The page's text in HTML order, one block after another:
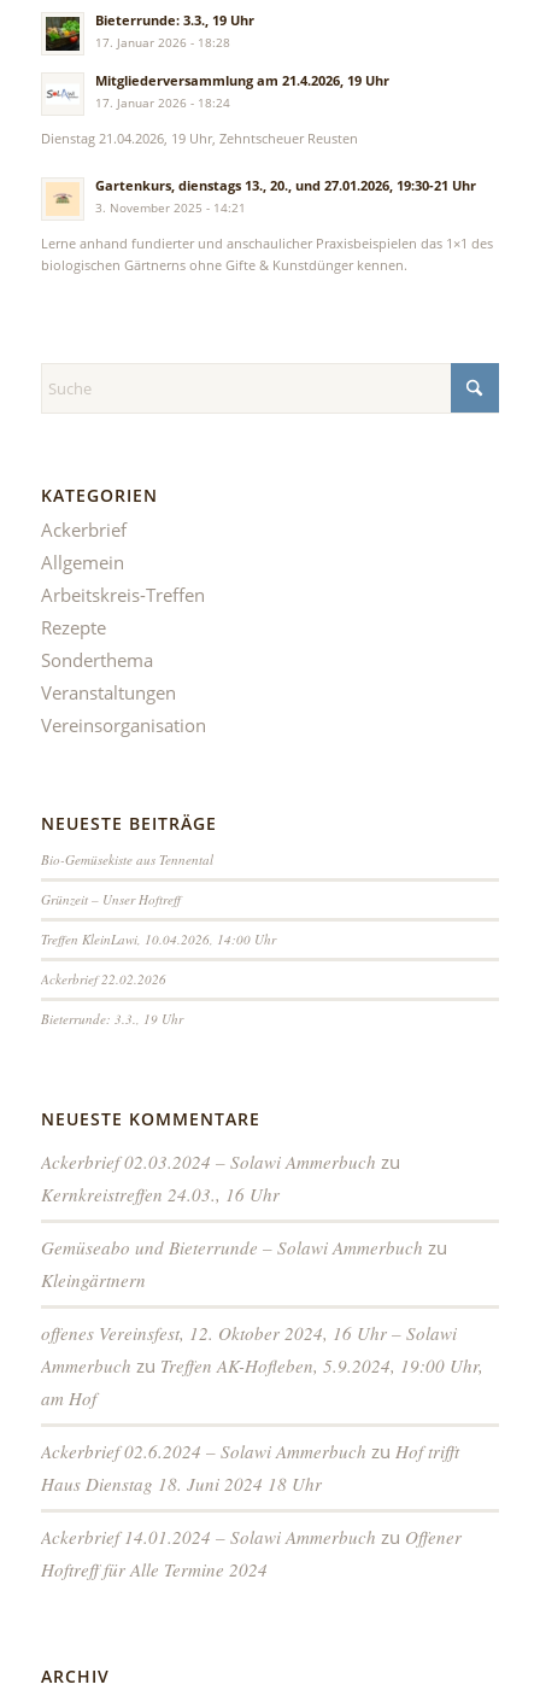
Bieterrunde: 3.3., 19 Uhr
17. Januar 2026 - 18:28
Mitgliederversammlung am 21.4.2026, 19 Uhr
17. Januar 2026 - 18:24
Dienstag 21.04.2026, 19 Uhr, Zehntscheuer Reusten
Gartenkurs, dienstags 13., 20., und 27.01.2026, 19:30-21 Uhr
3. November 2025 - 14:21
Lerne anhand fundierter und anschaulicher Praxisbeispielen das 1×1 des
biologischen Gärtnerns ohne Gifte & Kunstdünger kennen.
KATEGORIEN
Ackerbrief
Allgemein
Arbeitskreis-Treffen
Rezepte
Sonderthema
Veranstaltungen
Vereinsorganisation
NEUESTE BEITRÄGE
Bio-Gemüsekiste aus Tennental
Grünzeit – Unser Hoftreff
Treffen KleinLawi, 10.04.2026, 14:00 Uhr
Ackerbrief 22.02.2026
Bieterrunde: 3.3., 19 Uhr
NEUESTE KOMMENTARE
Ackerbrief 02.03.2024 – Solawi Ammerbuch zu
Kernkreistreffen 24.03., 16 Uhr
Gemüseabo und Bieterrunde – Solawi Ammerbuch zu
Kleingärtnern
offenes Vereinsfest, 12. Oktober 2024, 16 Uhr – Solawi
Ammerbuch zu Treffen AK-Hofleben, 5.9.2024, 19:00 Uhr,
am Hof
Ackerbrief 02.6.2024 – Solawi Ammerbuch zu Hof trifft
Haus Dienstag 18. Juni 2024 18 Uhr
Ackerbrief 14.01.2024 – Solawi Ammerbuch zu Offener
Hoftreff für Alle Termine 2024
ARCHIV